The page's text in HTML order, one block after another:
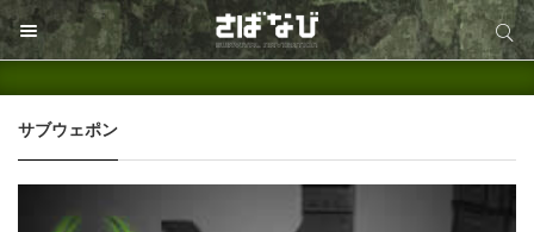
サイト内検索
サブウェポン
サイト内検索